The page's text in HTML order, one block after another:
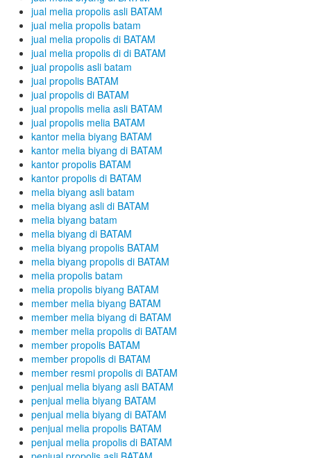
jual melia propolis asli BATAM
jual melia propolis batam
jual melia propolis di BATAM
jual melia propolis di di BATAM
jual propolis asli batam
jual propolis BATAM
jual propolis di BATAM
jual propolis melia asli BATAM
jual propolis melia BATAM
kantor melia biyang BATAM
kantor melia biyang di BATAM
kantor propolis BATAM
kantor propolis di BATAM
melia biyang asli batam
melia biyang asli di BATAM
melia biyang batam
melia biyang di BATAM
melia biyang propolis BATAM
melia biyang propolis di BATAM
melia propolis batam
melia propolis biyang BATAM
member melia biyang BATAM
member melia biyang di BATAM
member melia propolis di BATAM
member propolis BATAM
member propolis di BATAM
member resmi propolis di BATAM
penjual melia biyang asli BATAM
penjual melia biyang BATAM
penjual melia biyang di BATAM
penjual melia propolis BATAM
penjual melia propolis di BATAM